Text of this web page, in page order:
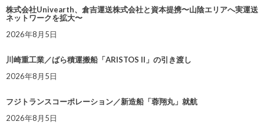
株式会社Univearth、倉吉運送株式会社と資本提携〜山陰エリアへ実運送
ネットワークを拡大〜
2026年8月5日
川崎重工業／ばら積運搬船「ARISTOS II」の引き渡し
2026年8月5日
フジトランスコーポレーション／新造船「蓉翔丸」就航
2026年8月5日